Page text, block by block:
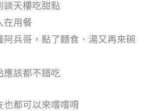
談天樓吃甜點
在用餐
阿兵哥，點了麵食、湯又再來碗
應該都不錯吃
也都可以來嚐嚐唷